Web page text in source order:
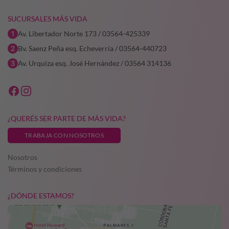
SUCURSALES MÁS VIDA
Av. Libertador Norte 173 / 03564-425339
Bv. Saenz Peña esq. Echeverría / 03564-440723
Av. Urquiza esq. José Hernández / 03564 314136
¿QUERÉS SER PARTE DE MÁS VIDA?
TRABAJA CON NOSOTROS
Nosotros
Términos y condiciones
¿DÓNDE ESTAMOS?